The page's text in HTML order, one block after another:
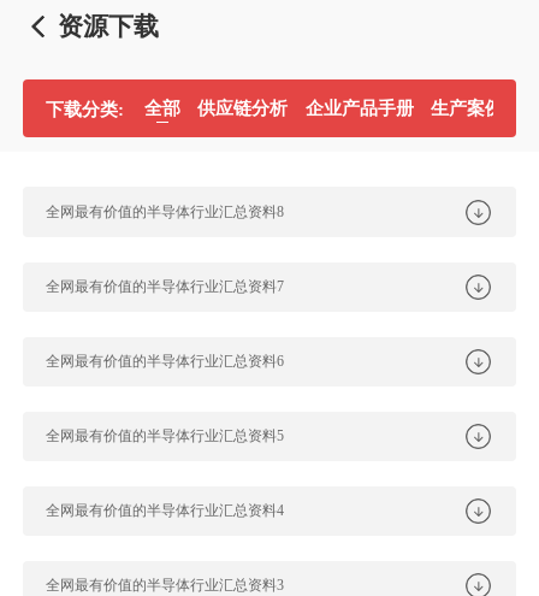
资源下载
下载分类: 全部 供应链分析 企业产品手册 生产案例分析
全网最有价值的半导体行业汇总资料8
全网最有价值的半导体行业汇总资料7
全网最有价值的半导体行业汇总资料6
全网最有价值的半导体行业汇总资料5
全网最有价值的半导体行业汇总资料4
全网最有价值的半导体行业汇总资料3